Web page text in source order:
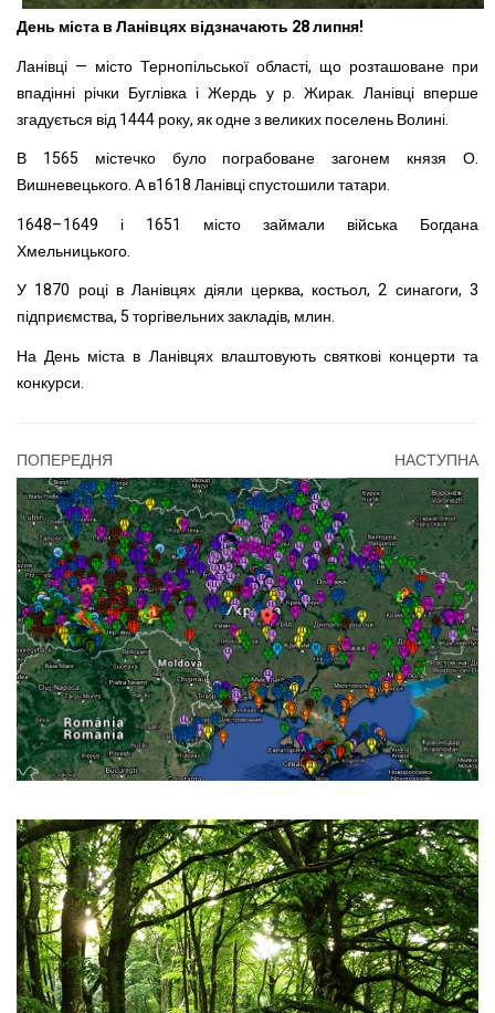
День міста в Ланівцях відзначають 28 липня!
Ланівці — місто Тернопільської області, що розташоване при
впадінні річки Буглівка і Жердь у р. Жирак. Ланівці вперше
згадується від 1444 року, як одне з великих поселень Волині.
В 1565 містечко було пограбоване загонем князя О.
Вишневецького. А в1618 Ланівці спустошили татари.
1648–1649 і 1651 місто займали війська Богдана
Хмельницького.
У 1870 році в Ланівцях діяли церква, костьол, 2 синагоги, 3
підприємства, 5 торгівельних закладів, млин.
На День міста в Ланівцях влаштовують святкові концерти та
конкурси.
ПОПЕРЕДНЯ НАСТУПНА